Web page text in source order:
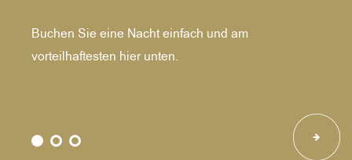
Buchen Sie eine Nacht einfach und am
vorteilhaftesten hier unten.